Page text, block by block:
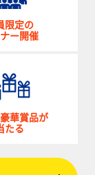
限定の
ー開催
華賞品が
たる